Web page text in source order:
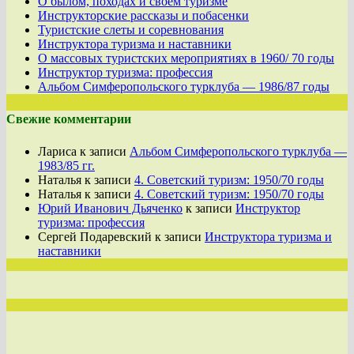
Инструкторские рассказы и побасенки
Туристские слеты и соревнования
Инструктора туризма и наставники
О массовых туристских мероприятиях в 1960/ 70 годы
Инструктор туризма: профессия
Альбом Симферопольского турклуба — 1986/87 годы
Свежие комментарии
Лариса к записи Альбом Симферопольского турклуба —
1983/85 гг.
Наталья к записи 4. Советский туризм: 1950/70 годы
Наталья к записи 4. Советский туризм: 1950/70 годы
Юрий Иванович Дьяченко к записи Инструктор
туризма: профессия
Сергей Подаревский к записи Инструктора туризма и
наставники